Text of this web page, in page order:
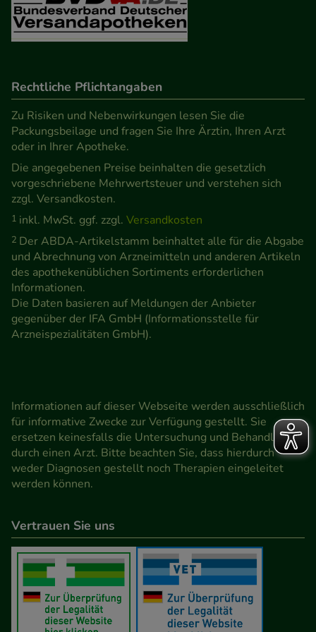
Verhaltensweisen (z.B. Spracheinstellung)
anzupassen. Komfort-Cookies ermöglichen es uns
betreiben.
Statistik & Tracking:Hierüber lassen sich
Informationen über die Art und Weise der Nutzung
unserer Website sammeln, mit deren Hilfe wir
unsere Website weiter für Sie optimieren können,
den Inhalt auf unserer Website aber auch die
Werbung auf Drittseiten möglichst relevant für Sie
zu gestalten. Bitte beachten Sie, dass Daten hierfür
teilweise an Dritte wie z.B. Google oder soziale
Medien übertragen werden.
Rechtliche Pflichtangaben
Zu Risiken und Nebenwirkungen lesen Sie die
Packungsbeilage und fragen Sie Ihre Ärztin, Ihren Arzt
oder in Ihrer Apotheke.
Die angegebenen Preise beinhalten die gesetzlich
vorgeschriebene Mehrwertsteuer und verstehen sich
zzgl. Versandkosten.
1 inkl. MwSt. ggf. zzgl. Versandkosten
2 Der ABDA-Artikelstamm beinhaltet alle für die Abgabe
und Abrechnung von Arzneimitteln und anderen Artikeln
des apothekenüblichen Sortiments erforderlichen
Informationen.
Die Daten basieren auf Meldungen der Anbieter
gegenüber der IFA GmbH (Informationsstelle für
Arzneispezialitäten GmbH).
Informationen auf dieser Webseite werden ausschließlich
für informative Zwecke zur Verfügung gestellt. Sie
ersetzen keinesfalls die Untersuchung und Behandlung
durch einen Arzt. Bitte beachten Sie, dass hierdurch
weder Diagnosen gestellt noch Therapien eingeleitet
werden können.
Vertrauen Sie uns